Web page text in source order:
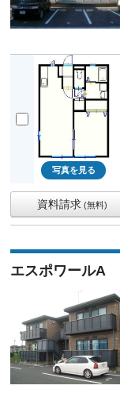
写真を見る
資料請求 (無料)
エスポワールA